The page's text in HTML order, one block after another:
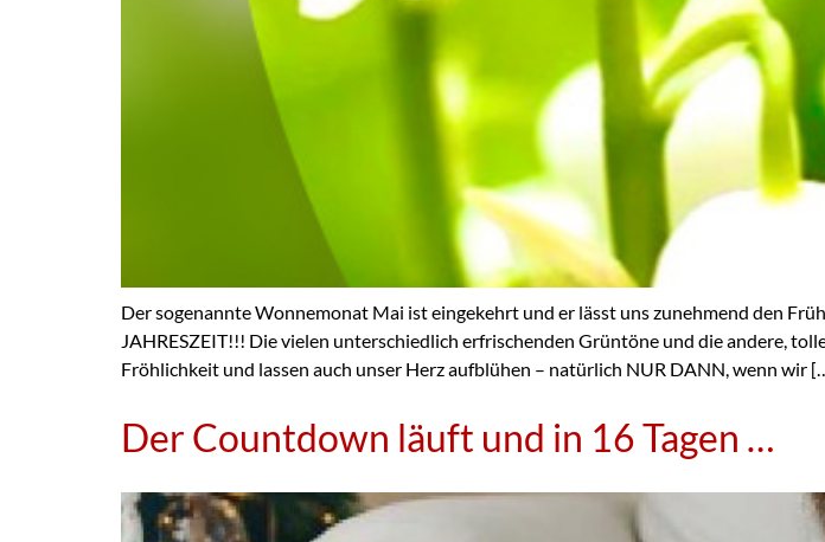
Der sogenannte Wonnemonat Mai ist eingekehrt und er lässt uns zunehmend den
JAHRESZEIT!!! Die vielen unterschiedlich erfrischenden Grüntöne und die andere,
Fröhlichkeit und lassen auch unser Herz aufblühen – natürlich NUR DANN, wenn wir
Der Countdown läuft und in 16 Tagen …